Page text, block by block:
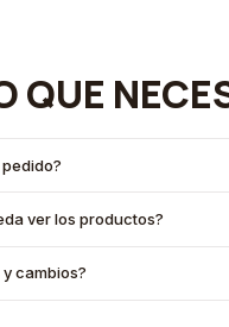
QUE
ver los productos?
cambios?